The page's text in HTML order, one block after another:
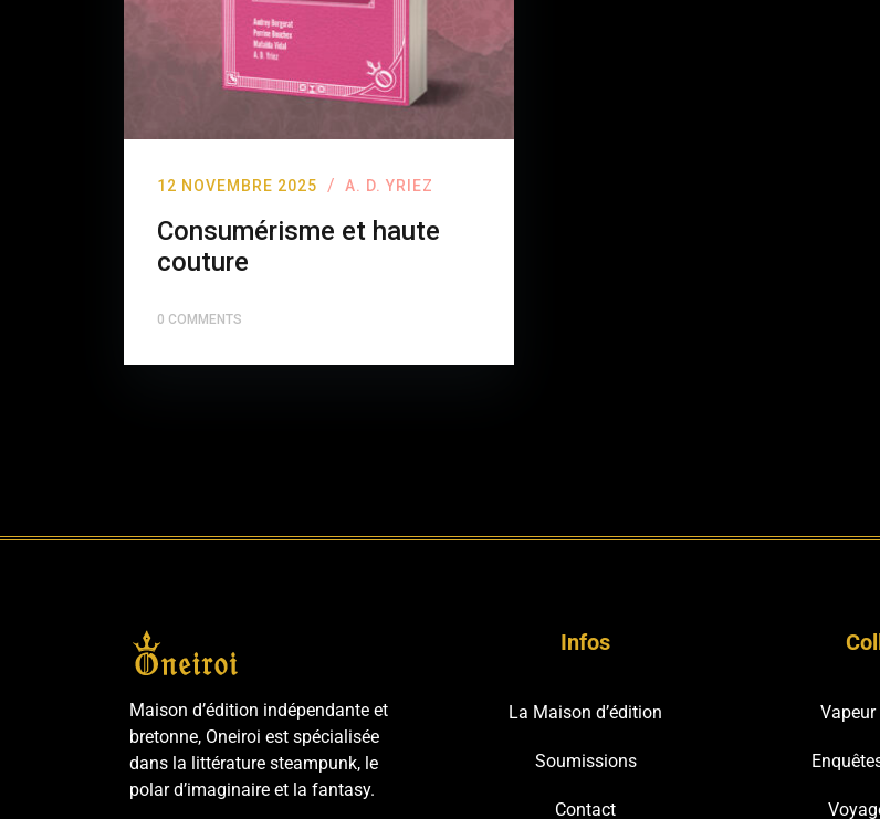
12 NOVEMBRE 2025 / A. D. YRIEZ
Consumérisme et haute
couture
0 COMMENTS
Maison d’édition indépendante et
bretonne, Oneiroi est spécialisée
dans la littérature steampunk, le
polar d’imaginaire et la fantasy.
Infos
La Maison d’édition
Soumissions
Contact